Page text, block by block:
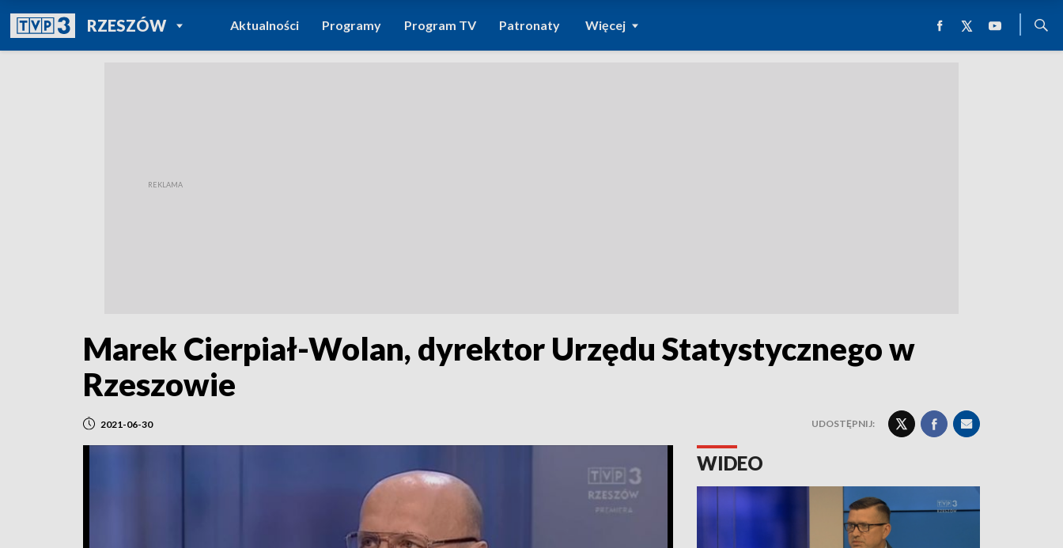
RZESZÓWPOWRÓT DO
TVP REGIONY
Aktualności Programy Program TV Patronaty Więcej
Marek Cierpiał-Wolan, dyrektor Urzędu Statystycznego w
Rzeszowie
2021-06-30 UDOSTĘPNIJ:
WIDEO